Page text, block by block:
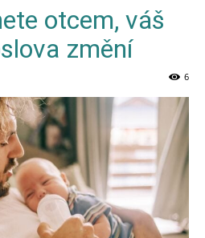
otcem, váš
změní
6